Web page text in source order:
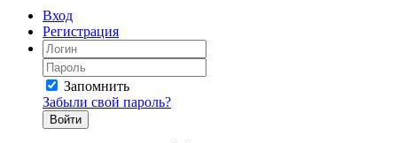
Вход
Регистрация
Запомнить
Забыли свой пароль?